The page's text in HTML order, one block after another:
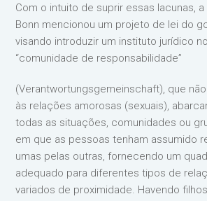
Com o intuito de suprir essas lacunas,
Bonn mencionou um projeto de lei do
visando introduzir um instituto jurídico
“comunidade de responsabilidade”
(Verantwortungsgemeinschaft), que
às relações amorosas (sexuais),
todas as situações, comunidades ou
em que as pessoas tenham assumido
umas pelas outras, fornecendo um
adequado para diferentes tipos de
variados de proximidade. Havendo